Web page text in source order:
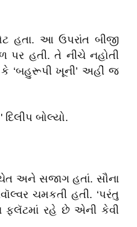
હતા. આ ઉપરાંત બીજી
હતી. તે નીચે નહોતી
‘બહુરૂપી ખૂની’ અહીં જ
બોલ્યો.
અને સજાગ હતાં. સૌના
ચમકતી હતી. ‘પરંતુ
ફ્લૅટમાં રહે છે એની કેવી